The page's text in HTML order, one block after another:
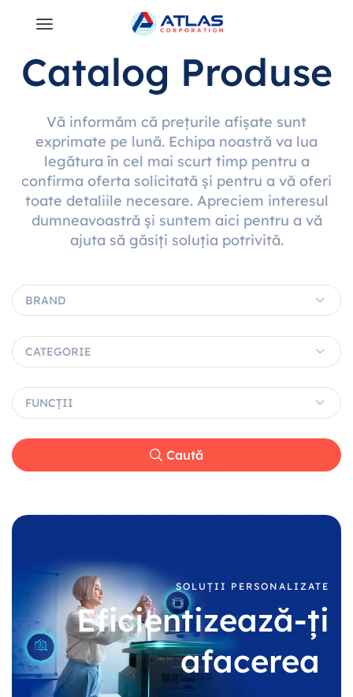
Catalog Produse
Vă informăm că prețurile afișate sunt
exprimate pe lună. Echipa noastră va lua
legătura în cel mai scurt timp pentru a
confirma oferta solicitată și pentru a vă oferi
toate detaliile necesare. Apreciem interesul
dumneavoastră și suntem aici pentru a vă
ajuta să găsiți soluția potrivită.
BRAND
CATEGORIE
FUNCȚII
Caută
SOLUȚII PERSONALIZATE
Eficientizează-ți
afacerea